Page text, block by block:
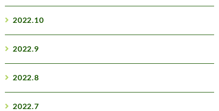
2022.10
2022.9
2022.8
2022.7